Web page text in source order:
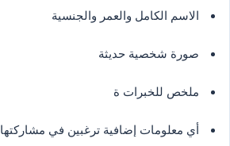
الاسم الكامل والعمر والجنسية
صورة شخصية حديثة
ملخص للخبرات ة
أي معلومات إضافية ترغبين في مشاركتها